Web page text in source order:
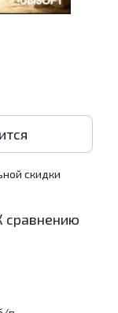
скидки
сравнению